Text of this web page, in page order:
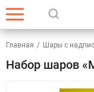
Главная / Шары с
Набор шаров